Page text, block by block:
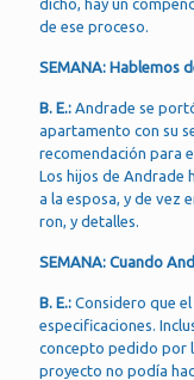
dicho, hay un
de ese proceso.
SEMANA: Hablemos
B. E.: Andrade se
apartamento con su
recomendación para
Los hijos de Andrade
a la esposa, y de vez
ron, y detalles.
SEMANA: Cuando
B. E.: Considero que
especificaciones.
concepto pedido por
proyecto no podía